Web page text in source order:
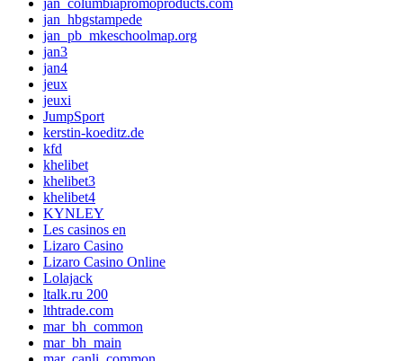
jan_hbgstampede
jan_pb_mkeschoolmap.org
jan3
jan4
jeux
jeuxi
JumpSport
kerstin-koeditz.de
kfd
khelibet
khelibet3
khelibet4
KYNLEY
Les casinos en
Lizaro Casino
Lizaro Casino Online
Lolajack
ltalk.ru 200
lthtrade.com
mar_bh_common
mar_bh_main